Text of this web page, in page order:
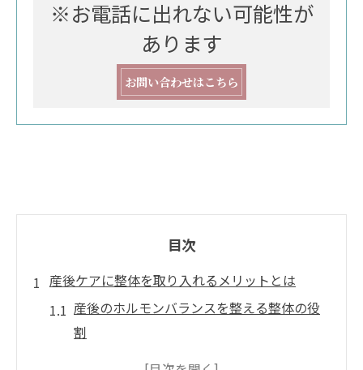
※お電話に出れない可能性が
あります
お問い合わせはこちら
目次
産後ケアに整体を取り入れるメリットとは
産後のホルモンバランスを整える整体の役
割
整体で骨盤をケアすることの重要性